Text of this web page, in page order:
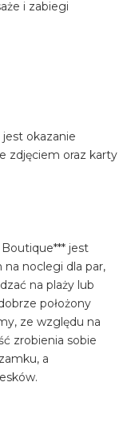
i zabiegi
okazanie
zdjęciem oraz karty
jest
noclegi dla par,
na plaży lub
położony
ze względu na
zrobienia sobie
a